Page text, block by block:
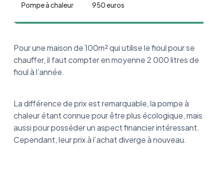
Pompe à chaleur 950 euros
Pour une maison de 100m² qui utilise le fioul pour se
chauffer, il faut compter en moyenne 2 000 litres de
fioul à l’année.
La différence de prix est remarquable, la pompe à
chaleur étant connue pour être plus écologique, mais
aussi pour posséder un aspect financier intéressant.
Cependant, leur prix à l’achat diverge à nouveau.